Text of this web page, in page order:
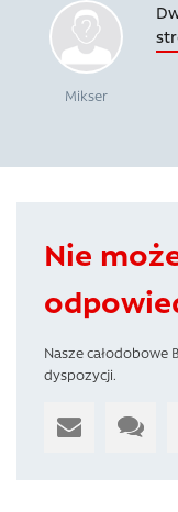
Mikser
Nie
Nasze całodobowe
dyspozycji.